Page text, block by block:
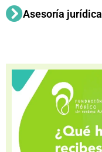
Asesoría jurídica